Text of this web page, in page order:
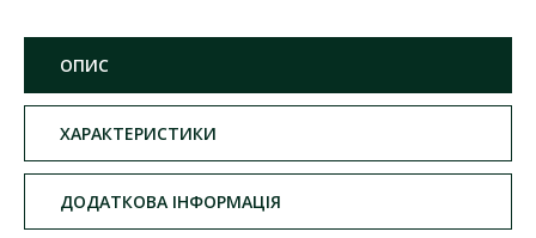
ОПИС
ХАРАКТЕРИСТИКИ
ДОДАТКОВА ІНФОРМАЦІЯ